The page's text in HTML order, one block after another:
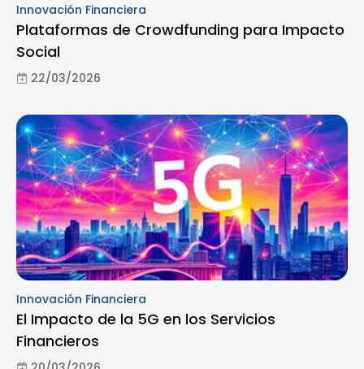
Innovación Financiera
Plataformas de Crowdfunding para Impacto
Social
22/03/2026
Innovación Financiera
El Impacto de la 5G en los Servicios
Financieros